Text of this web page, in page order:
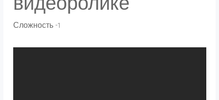
Сложность -1